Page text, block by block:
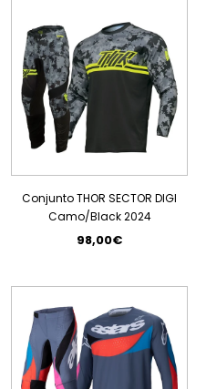
Conjunto THOR SECTOR DIGI
Camo/Black 2024
98,00€